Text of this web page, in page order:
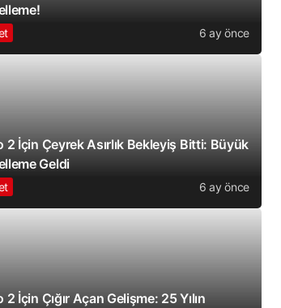
6 ay önce
2 İçin Çeyrek Asırlık Bekleyiş Bitti: Büyük
Geldi
6 ay önce
2 İçin Çığır Açan Gelişme: 25 Yılın